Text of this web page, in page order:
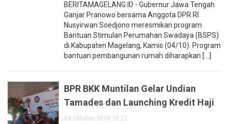
BERITAMAGELANG.ID - Gubernur Jawa Tengah
Ganjar Pranowo bersama Anggota DPR RI
Nusyirwan Soedjono meresmikan program
Bantuan Stimulan Perumahan Swadaya (BSPS)
di Kabupaten Magelang, Kamis (04/10). Program
bantuan pembangunan rumah diharapkan [...]
BPR BKK Muntilan Gelar Undian
Tamades dan Launching Kredit Haji
04 Oktober 2018 15:27